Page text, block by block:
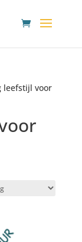
leefstijl voor